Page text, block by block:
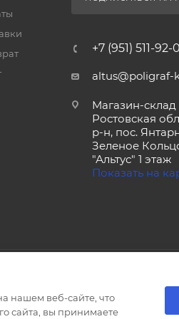
+7 (951) 511-92-
altus@poligraf-
Магазин-склад
Ростовская
р-н, пос.
Зеленое
"Альтус" 1 этаж
Показать на
нашем веб-сайте, что
сайта, вы принимаете